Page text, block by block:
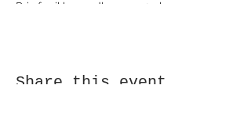
Pris for ikke medlemmer 25 kr
Share this event